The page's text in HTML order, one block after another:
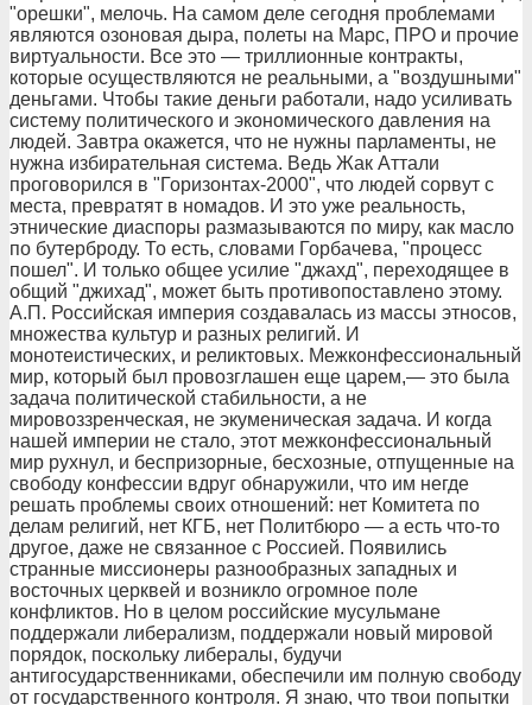
"орешки", мелочь. На самом деле сегодня проблемами
являются озоновая дыра, полеты на Марс, ПРО и прочие
виртуальности. Все это — триллионные контракты,
которые осуществляются не реальными, а "воздушными"
деньгами. Чтобы такие деньги работали, надо усиливать
систему политического и экономического давления на
людей. Завтра окажется, что не нужны парламенты, не
нужна избирательная система. Ведь Жак Аттали
проговорился в "Горизонтах-2000", что людей сорвут с
места, превратят в номадов. И это уже реальность,
этнические диаспоры размазываются по миру, как масло
по бутерброду. То есть, словами Горбачева, "процесс
пошел". И только общее усилие "джахд", переходящее в
общий "джихад", может быть противопоставлено этому.
А.П. Российская империя создавалась из массы этносов,
множества культур и разных религий. И
монотеистических, и реликтовых. Межконфессиональный
мир, который был провозглашен еще царем,— это была
задача политической стабильности, а не
мировоззренческая, не экуменическая задача. И когда
нашей империи не стало, этот межконфессиональный
мир рухнул, и беспризорные, бесхозные, отпущенные на
свободу конфессии вдруг обнаружили, что им негде
решать проблемы своих отношений: нет Комитета по
делам религий, нет КГБ, нет Политбюро — а есть что-то
другое, даже не связанное с Россией. Появились
странные миссионеры разнообразных западных и
восточных церквей и возникло огромное поле
конфликтов. Но в целом российские мусульмане
поддержали либерализм, поддержали новый мировой
порядок, поскольку либералы, будучи
антигосударственниками, обеспечили им полную свободу
от государственного контроля. Я знаю, что твои попытки